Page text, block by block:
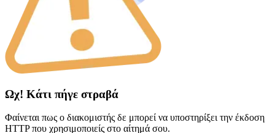
Ωχ! Κάτι πήγε στραβά
Φαίνεται πως ο διακομιστής δε μπορεί να υποστηρίξει την έκδοση
HTTP που χρησιμοποιείς στο αίτημά σου.